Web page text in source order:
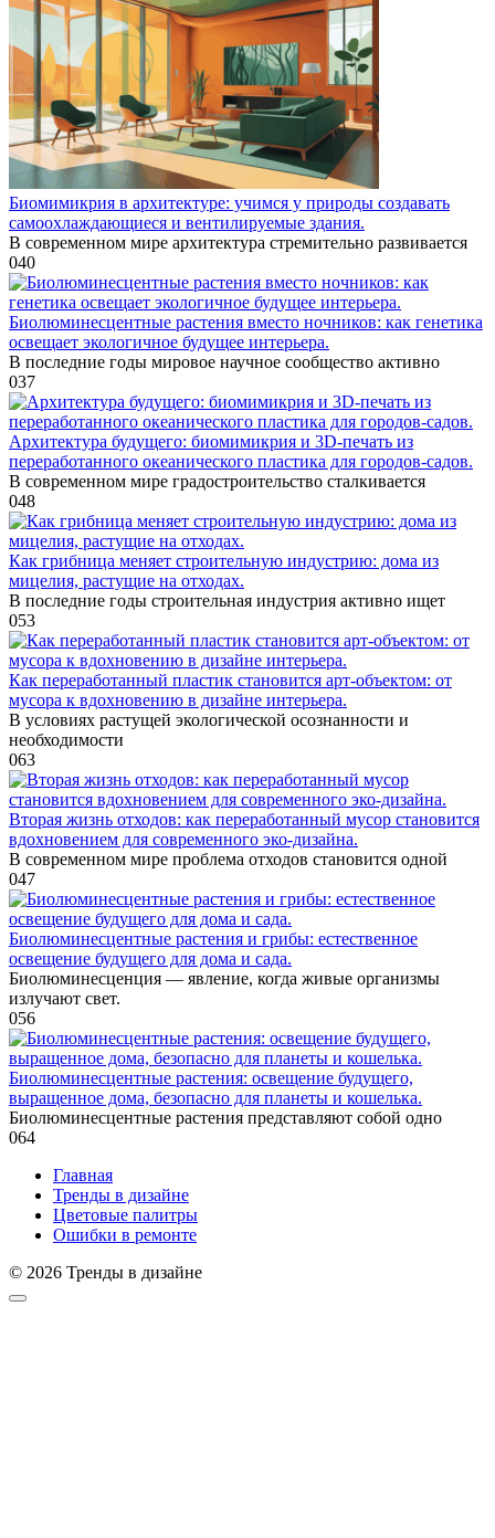
Биомимикрия в архитектуре: учимся у природы создавать
самоохлаждающиеся и вентилируемые здания.
В современном мире архитектура стремительно развивается
040
Биолюминесцентные растения вместо ночников: как генетика
освещает экологичное будущее интерьера.
В последние годы мировое научное сообщество активно
037
Архитектура будущего: биомимикрия и 3D-печать из
переработанного океанического пластика для городов-садов.
В современном мире градостроительство сталкивается
048
Как грибница меняет строительную индустрию: дома из
мицелия, растущие на отходах.
В последние годы строительная индустрия активно ищет
053
Как переработанный пластик становится арт-объектом: от
мусора к вдохновению в дизайне интерьера.
В условиях растущей экологической осознанности и
необходимости
063
Вторая жизнь отходов: как переработанный мусор становится
вдохновением для современного эко-дизайна.
В современном мире проблема отходов становится одной
047
Биолюминесцентные растения и грибы: естественное
освещение будущего для дома и сада.
Биолюминесценция — явление, когда живые организмы
излучают свет.
056
Биолюминесцентные растения: освещение будущего,
выращенное дома, безопасно для планеты и кошелька.
Биолюминесцентные растения представляют собой одно
064
Главная
Тренды в дизайне
Цветовые палитры
Ошибки в ремонте
© 2026 Тренды в дизайне